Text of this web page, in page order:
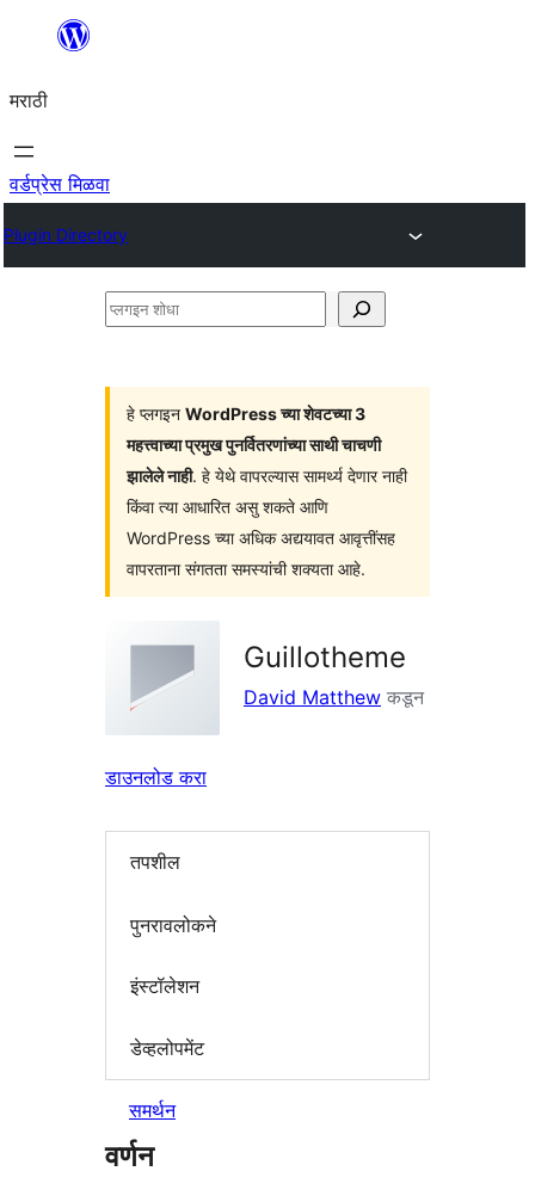
सामुग्रीवर
मराठी
वर्डप्रेस मिळवा
Plugin Directory
प्लगइन
हे प्लगइन WordPress च्या शेवटच्या 3
महत्त्वाच्या प्रमुख पुनर्वितरणांच्या साथी चाचणी
झालेले नाही. हे येथे वापरल्यास सामर्थ्य देणार नाही
किंवा त्या आधारित असु शकते आणि
WordPress च्या अधिक अद्ययावत आवृत्तींसह
वापरताना संगतता समस्यांची शक्यता आहे.
Guillotheme
David Matthew कडून
डाउनलोड करा
तपशील
पुनरावलोकने
इंस्टॉलेशन
डेव्हलोपमेंट
समर्थन
वर्णन